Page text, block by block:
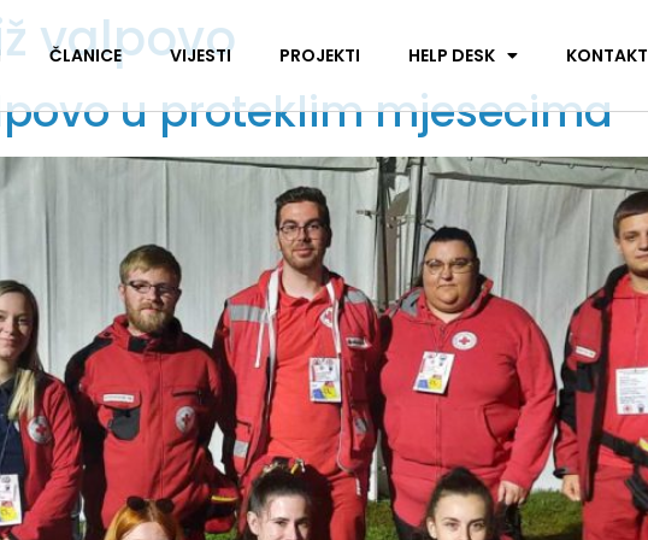
ČLANICE VIJESTI PROJEKTI HELP DESK KONTAKT
valpovo
u proteklim mjesecima